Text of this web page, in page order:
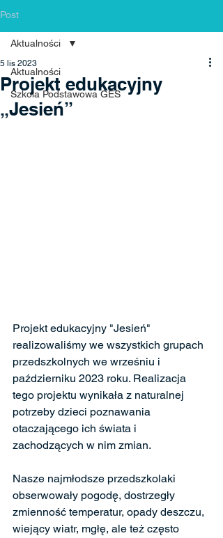
Post
Aktualności
Szkoła Podstawowa GES
Aktualności
Projekt edukacyjny
„Jesień”
5 lis 2023
Projekt edukacyjny "Jesień"
realizowaliśmy we wszystkich grupach
przedszkolnych we wrześniu i
październiku 2023 roku. Realizacja
tego projektu wynikała z naturalnej
potrzeby dzieci poznawania
otaczającego ich świata i
zachodzących w nim zmian.
Nasze najmłodsze przedszkolaki
obserwowały pogodę, dostrzegły
zmienność temperatur, opady deszczu,
wiejący wiatr, mgłę, ale też często